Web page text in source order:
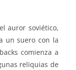
auror soviético,
un suero con la
comienza a
reliquias de